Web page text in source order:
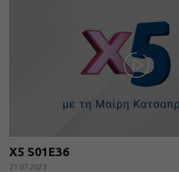
X5 S01E36
21.07.2023